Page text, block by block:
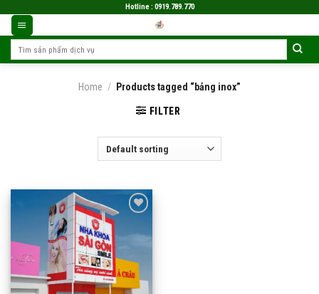
content
Hotline : 0919.789.770
Home / Products tagged “bảng inox”
FILTER